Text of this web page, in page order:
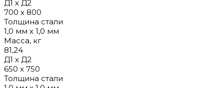
Д1 х Д2
700 х 800
Толщина стали
1,0 мм х 1,0 мм
Масса, кг
81,24
Д1 х Д2
650 х 750
Толщина стали